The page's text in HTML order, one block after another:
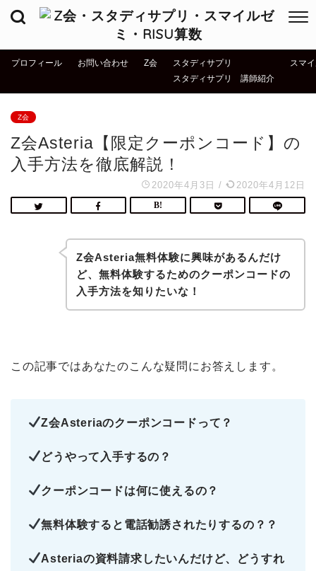
プロフィール お問い合わせ Z会
スタディサプリ
スタディサプリ 講師紹介
スマ
Z会
Z会Asteria【限定クーポンコード】の
入手方法を徹底解説！
2020年4月3日 / 2020年4月12日
Z会Asteria無料体験に興味があるんだけ
ど、無料体験するためのクーポンコードの
入手方法を知りたいな！
この記事ではあなたのこんな疑問にお答えします。
Z会Asteriaのクーポンコードって？
どうやって入手するの？
クーポンコードは何に使えるの？
無料体験すると電話勧誘されたりするの？？
Asteriaの資料請求したいんだけど、どうすれ